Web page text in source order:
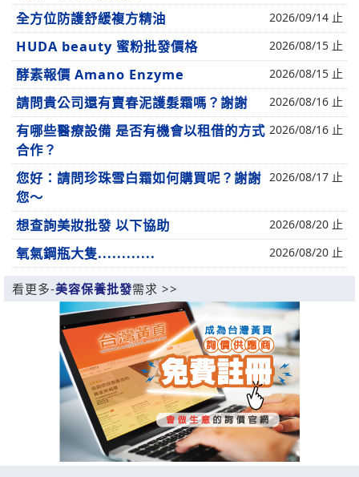
全方位防護舒緩複方精油 2026/09/14 止
HUDA beauty 蜜粉批發價格 2026/08/15 止
酵素報價 Amano Enzyme 2026/08/15 止
請問貴公司還有賣春泥護髮霜嗎？謝謝 2026/08/16 止
有哪些醫療設備 是否有機會以租借的方式
合作？
2026/08/16 止
您好：請問珍珠雪白霜如何購買呢？謝謝
您～
2026/08/17 止
想查詢美妝批發 以下協助 2026/08/20 止
氧氣鋼瓶大隻............ 2026/08/20 止
看更多-美容保養批發需求 >>